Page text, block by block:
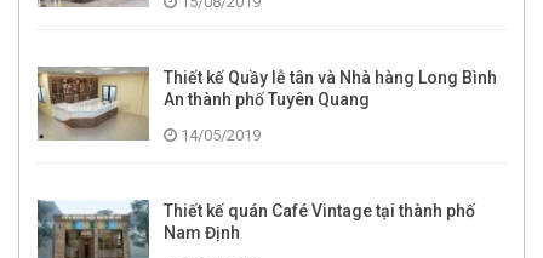
Thiết kế Quầy lễ tân và Nhà hàng Long Bình
An thành phố Tuyên Quang
14/05/2019
Thiết kế quán Café Vintage tại thành phố
Nam Định